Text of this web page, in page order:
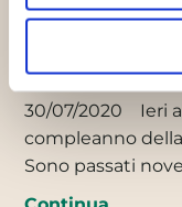
Buon
30/07/2020
Ieri
compleanno
Sono passati